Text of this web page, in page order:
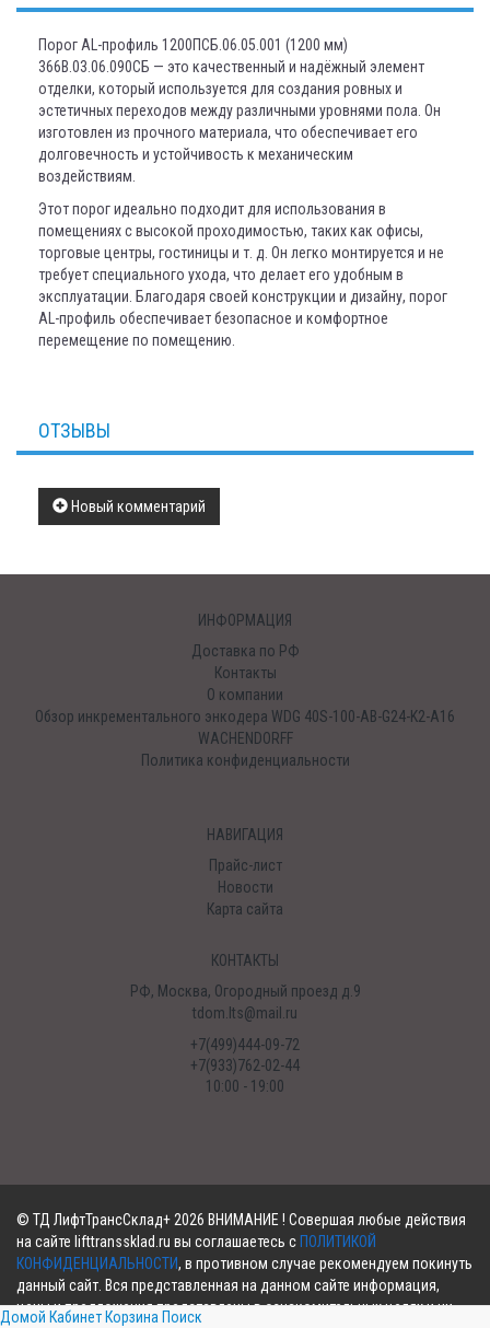
Порог AL-профиль 1200ПСБ.06.05.001 (1200 мм)
366В.03.06.090СБ — это качественный и надёжный элемент
отделки, который используется для создания ровных и
эстетичных переходов между различными уровнями пола. Он
изготовлен из прочного материала, что обеспечивает его
долговечность и устойчивость к механическим
воздействиям.
Этот порог идеально подходит для использования в
помещениях с высокой проходимостью, таких как офисы,
торговые центры, гостиницы и т. д. Он легко монтируется и не
требует специального ухода, что делает его удобным в
эксплуатации. Благодаря своей конструкции и дизайну, порог
AL-профиль обеспечивает безопасное и комфортное
перемещение по помещению.
ОТЗЫВЫ
Новый комментарий
ИНФОРМАЦИЯ
Доставка по РФ
Контакты
О компании
Обзор инкрементального энкодера WDG 40S-100-AB-G24-K2-A16
WACHENDORFF
Политика конфиденциальности
НАВИГАЦИЯ
Прайс-лист
Новости
Карта сайта
КОНТАКТЫ
РФ, Москва, Огородный проезд д.9
tdom.lts@mail.ru
+7(499)444-09-72
+7(933)762-02-44
10:00 - 19:00
© ТД ЛифтТрансСклад+ 2026 ВНИМАНИЕ ! Совершая любые действия
на сайте lifttranssklad.ru вы соглашаетесь с ПОЛИТИКОЙ
КОНФИДЕНЦИАЛЬНОСТИ, в противном случае рекомендуем покинуть
данный сайт. Вся представленная на данном сайте информация,
цены и предложения представлены в ознакомительных целях и ни
Домой Кабинет Корзина Поиск